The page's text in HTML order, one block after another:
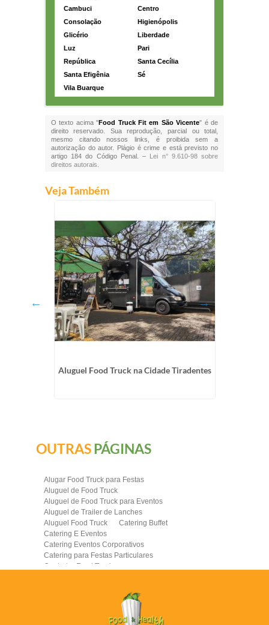
Cambuci
Centro
Consolação
Higienópolis
Glicério
Liberdade
Luz
Pari
República
Santa Cecília
Santa Efigênia
Sé
Vila Buarque
O texto acima "Food Truck Fit em São Vicente" é de
direito reservado. Sua reprodução, parcial ou total,
mesmo citando nossos links, é proibida sem a
autorização do autor. Plágio é crime e está previsto no
artigo 184 do Código Penal. – Lei n° 9.610-98 sobre
direitos autorais
Veja Também
Aluguel Food Truck na Cidade Tiradentes
OUTRASPÁGINAS
Alugar Food Truck para Festas
Aluguel de Food Truck
Aluguel de Food Truck para Eventos
Aluguel de Trailer de Lanches
Aluguel Food Truck
Catering Buffet
Catering E Eventos
Catering Eventos Corporativos
Catering para Festas Particulares
Contratar Food Truck
Eventos com Food Truck
Food Truck
Food Truck Casamento Preço
Food Truck Completo
Food Truck Contratar